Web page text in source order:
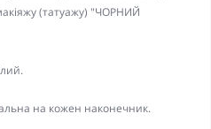
(татуажу) "ЧОРНИЙ
на кожен наконечник.